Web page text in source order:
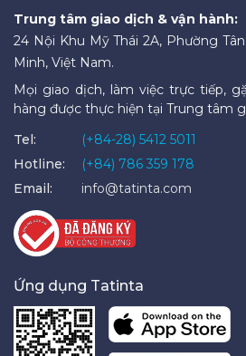
Trung tâm giao dịch & vận hành:
24 Nội Khu Mỹ Thái 2A, Phường
Minh, Việt Nam.
Mọi giao dịch, làm việc trực tiếp,
hàng được thực hiện tại Trung tâm
Tel:
(+84-28) 5412 5011
Hotline:
(+84) 786 359 178
Email:
info@tatinta.com
Ứng dụng Tatinta